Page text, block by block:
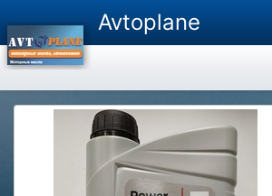
Avtoplane